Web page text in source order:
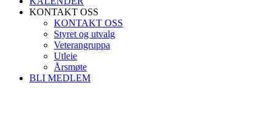
KONTAKT OSS
KONTAKT OSS
Styret og utvalg
Veterangruppa
Utleie
Årsmøte
BLI MEDLEM